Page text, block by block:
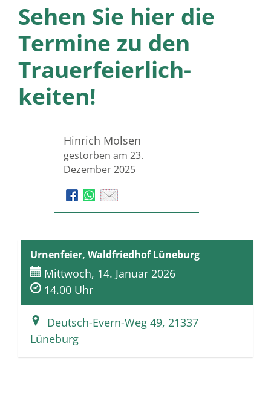
Sehen Sie hier die
Termine zu den
Trauer­feierlich­
keiten!
Hinrich Molsen
gestorben am 23.
Dezember 2025
Urnenfeier, Waldfriedhof Lüneburg
Mittwoch, 14. Januar 2026
14.00 Uhr
Deutsch-Evern-Weg 49, 21337
Lüneburg